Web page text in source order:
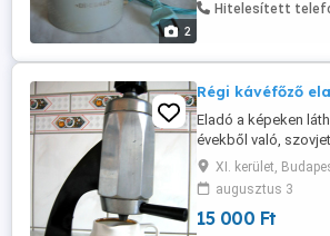
2
Hitelesített
Régi kávéfőző
Eladó a képeken
évekből való,
személyes,
porcelán kiöntővel.
11. kerületben.
XI. kerület,
augusztus 3
15 000 Ft